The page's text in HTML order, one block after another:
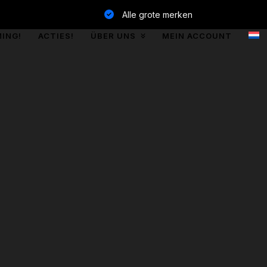
Alle grote merken
ACTIES! ÜBER UNS MEIN ACCOUNT